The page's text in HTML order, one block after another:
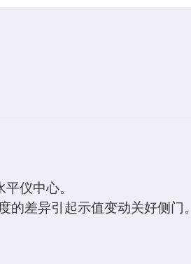
仪中心。
差异引起示值变动关好侧门。